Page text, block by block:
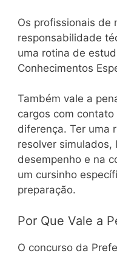
Os profissionais de
responsabilidade
uma rotina de
Conhecimentos
Também vale a
cargos com
diferença. Ter uma
resolver
desempenho e na
um cursinho
preparação.
Por Que Vale a
O concurso da